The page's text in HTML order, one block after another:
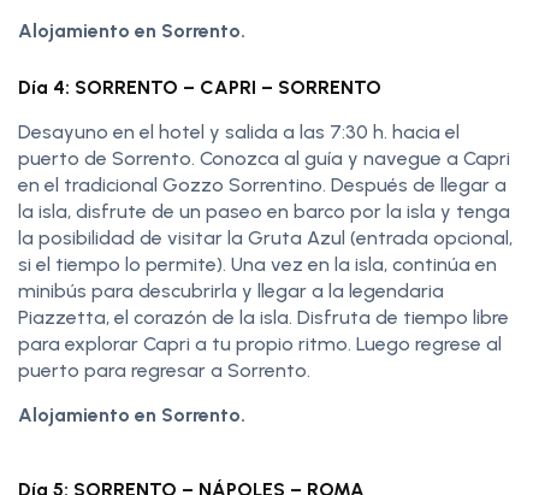
Alojamiento en Sorrento.
Día 4: SORRENTO – CAPRI – SORRENTO
Desayuno en el hotel y salida a las 7:30 h. hacia el
puerto de Sorrento. Conozca al guía y navegue a Capri
en el tradicional Gozzo Sorrentino. Después de llegar a
la isla, disfrute de un paseo en barco por la isla y tenga
la posibilidad de visitar la Gruta Azul (entrada opcional,
si el tiempo lo permite). Una vez en la isla, continúa en
minibús para descubrirla y llegar a la legendaria
Piazzetta, el corazón de la isla. Disfruta de tiempo libre
para explorar Capri a tu propio ritmo. Luego regrese al
puerto para regresar a Sorrento.
Alojamiento en Sorrento.
Día 5: SORRENTO – NÁPOLES – ROMA